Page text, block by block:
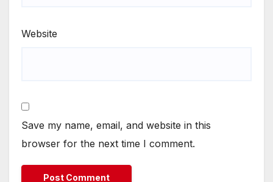
Website
Save my name, email, and website in this
browser for the next time I comment.